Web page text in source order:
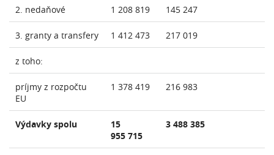
2. nedaňové 1 208 819 145 247
3. granty a transfery 1 412 473 217 019
z toho:
príjmy z rozpočtu
EU
1 378 419 216 983
Výdavky spolu
15
955 715
3 488 385